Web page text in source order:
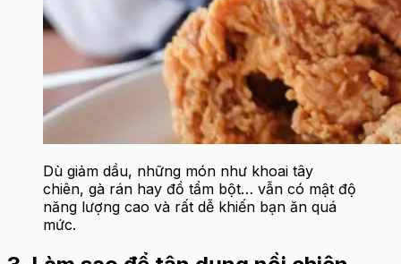
Dù giảm dầu, những món như khoai tây
chiên, gà rán hay đồ tẩm bột… vẫn có mật độ
năng lượng cao và rất dễ khiến bạn ăn quá
mức.